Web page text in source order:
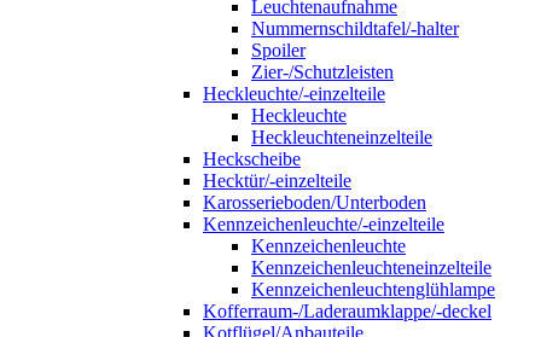
Leuchtenaufnahme
Nummernschildtafel/-halter
Spoiler
Zier-/Schutzleisten
Heckleuchte/-einzelteile
Heckleuchte
Heckleuchteneinzelteile
Heckscheibe
Hecktür/-einzelteile
Karosserieboden/Unterboden
Kennzeichenleuchte/-einzelteile
Kennzeichenleuchte
Kennzeichenleuchteneinzelteile
Kennzeichenleuchtenglühlampe
Kofferraum-/Laderaumklappe/-deckel
Kotflügel/Anbauteile